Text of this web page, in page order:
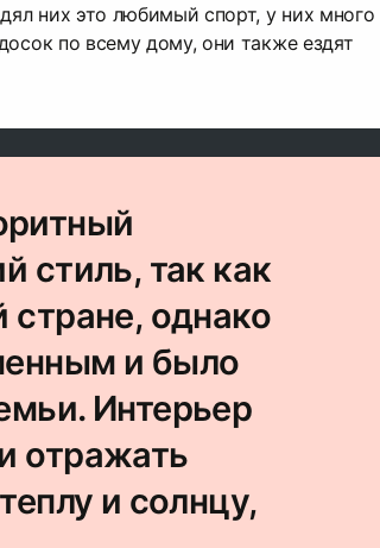
них это любимый спорт, у них много
по всему дому, они также ездят
стиль, так как
стране, однако
и было
Интерьер
отражать
и солнцу,